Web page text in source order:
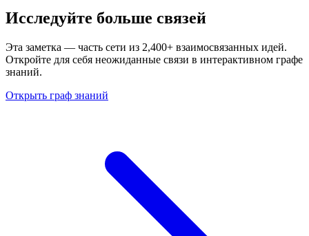
Исследуйте больше связей
Эта заметка — часть сети из 2,400+ взаимосвязанных идей.
Откройте для себя неожиданные связи в интерактивном графе
знаний.
Открыть граф знаний